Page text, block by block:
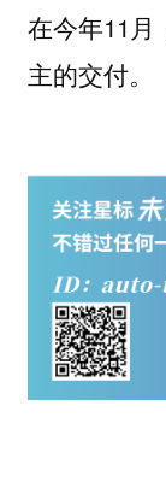
在今年11
主的交付。